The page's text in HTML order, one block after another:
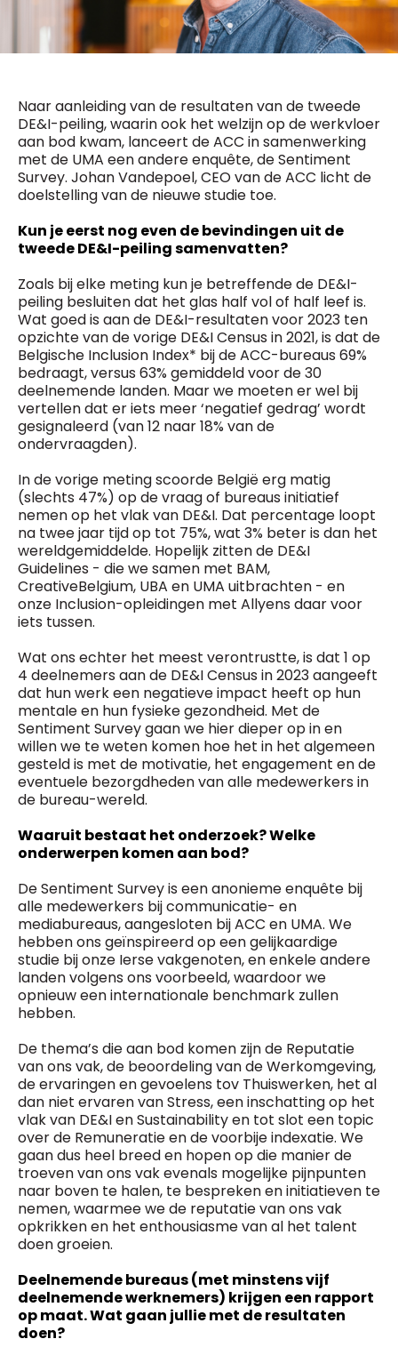
Naar aanleiding van de resultaten van de tweede
DE&I-peiling, waarin ook het welzijn op de werkvloer
aan bod kwam, lanceert de ACC in samenwerking
met de UMA een andere enquête, de Sentiment
Survey. Johan Vandepoel, CEO van de ACC licht de
doelstelling van de nieuwe studie toe.
Kun je eerst nog even de bevindingen uit de
tweede DE&I-peiling samenvatten?
Zoals bij elke meting kun je betreffende de DE&I-
peiling besluiten dat het glas half vol of half leef is.
Wat goed is aan de DE&I-resultaten voor 2023 ten
opzichte van de vorige DE&I Census in 2021, is dat de
Belgische Inclusion Index* bij de ACC-bureaus 69%
bedraagt, versus 63% gemiddeld voor de 30
deelnemende landen. Maar we moeten er wel bij
vertellen dat er iets meer ‘negatief gedrag’ wordt
gesignaleerd (van 12 naar 18% van de
ondervraagden).
In de vorige meting scoorde België erg matig
(slechts 47%) op de vraag of bureaus initiatief
nemen op het vlak van DE&I. Dat percentage loopt
na twee jaar tijd op tot 75%, wat 3% beter is dan het
wereldgemiddelde. Hopelijk zitten de DE&I
Guidelines - die we samen met BAM,
CreativeBelgium, UBA en UMA uitbrachten - en
onze Inclusion-opleidingen met Allyens daar voor
iets tussen.
Wat ons echter het meest verontrustte, is dat 1 op
4 deelnemers aan de DE&I Census in 2023 aangeeft
dat hun werk een negatieve impact heeft op hun
mentale en hun fysieke gezondheid. Met de
Sentiment Survey gaan we hier dieper op in en
willen we te weten komen hoe het in het algemeen
gesteld is met de motivatie, het engagement en de
eventuele bezorgdheden van alle medewerkers in
de bureau-wereld.
Waaruit bestaat het onderzoek? Welke
onderwerpen komen aan bod?
De Sentiment Survey is een anonieme enquête bij
alle medewerkers bij communicatie- en
mediabureaus, aangesloten bij ACC en UMA. We
hebben ons geïnspireerd op een gelijkaardige
studie bij onze Ierse vakgenoten, en enkele andere
landen volgens ons voorbeeld, waardoor we
opnieuw een internationale benchmark zullen
hebben.
De thema’s die aan bod komen zijn de Reputatie
van ons vak, de beoordeling van de Werkomgeving,
de ervaringen en gevoelens tov Thuiswerken, het al
dan niet ervaren van Stress, een inschatting op het
vlak van DE&I en Sustainability en tot slot een topic
over de Remuneratie en de voorbije indexatie. We
gaan dus heel breed en hopen op die manier de
troeven van ons vak evenals mogelijke pijnpunten
naar boven te halen, te bespreken en initiatieven te
nemen, waarmee we de reputatie van ons vak
opkrikken en het enthousiasme van al het talent
doen groeien.
Deelnemende bureaus (met minstens vijf
deelnemende werknemers) krijgen een rapport
op maat. Wat gaan jullie met de resultaten
doen?
Fred Bouchar
0498 88 64 89
f.bouchar@mm.be
Chief Editor
Griet Byl
0475 97 12 57
g.byl@mm.be
Chief Editor
Damien Lemaire
0477 37 31 65
d.lemaire@mm.be
BEVESTIGEN
Daily
access
5 x week
MM e - News
1 x week
MM Brunch
1 x week
MM Tech
10 x year
MM Best of
Research
10 x year
MM Blue
4 x year
MM Magazine
(digital)
Vragen ?